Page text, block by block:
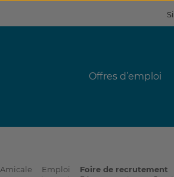
Offres d’emploi
Amicale Emploi Foire de recrutement